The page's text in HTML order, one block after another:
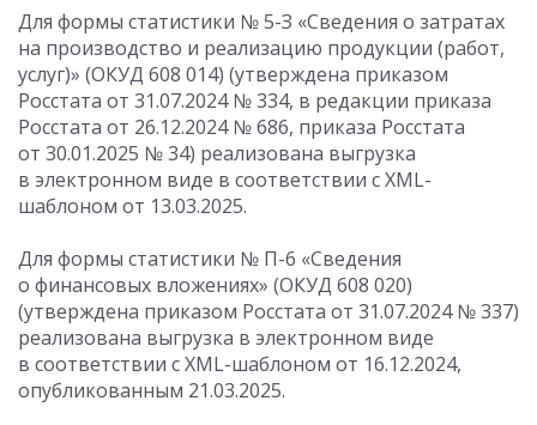
Для формы статистики № 5-З «Сведения о затратах
на производство и реализацию продукции (работ,
услуг)» (ОКУД 608 014) (утверждена приказом
Росстата от 31.07.2024№ 334, в редакции приказа
Росстата от 26.12.2024№ 686, приказа Росстата
от 30.01.2025 № 34) реализована выгрузка
в электронном виде в соответствии с XML-
шаблоном от 13.03.2025.
Для формы статистики № П-6 «Сведения
о финансовых вложениях» (ОКУД 608 020)
(утверждена приказом Росстата от 31.07.2024№ 337)
реализована выгрузка в электронном виде
в соответствии с XML-шаблоном от 16.12.2024,
опубликованным 21.03.2025.